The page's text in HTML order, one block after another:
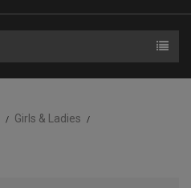
Girls & Ladies